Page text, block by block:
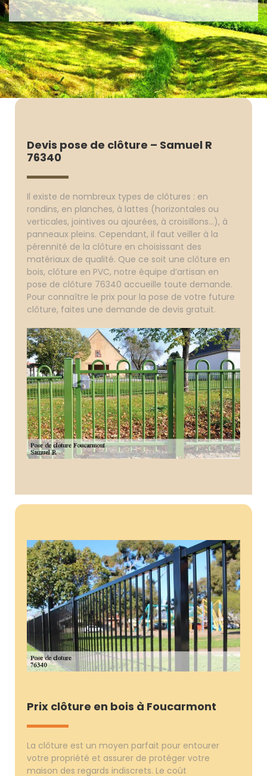
Devis pose de clôture – Samuel R
76340
Il existe de nombreux types de clôtures : en
rondins, en planches, à lattes (horizontales ou
verticales, jointives ou ajourées, à croisillons...), à
panneaux pleins. Cependant, il faut veiller à la
pérennité de la clôture en choisissant des
matériaux de qualité. Que ce soit une clôture en
bois, clôture en PVC, notre équipe d’artisan en
pose de clôture 76340 accueille toute demande.
Pour connaître le prix pour la pose de votre future
clôture, faites une demande de devis gratuit.
Prix clôture en bois à Foucarmont
La clôture est un moyen parfait pour entourer
votre propriété et assurer de protéger votre
maison des regards indiscrets. Le coût